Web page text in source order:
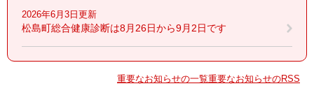
2026年6月3日更新
松島町総合健康診断は8月26日から9月2日です
重要なお知らせの一覧重要なお知らせのRSS